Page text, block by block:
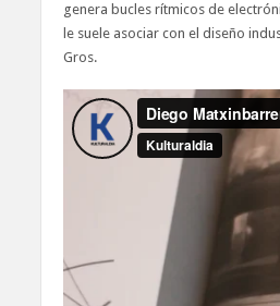
genera bucles rítmicos de
le suele asociar con el diseño
Gros.